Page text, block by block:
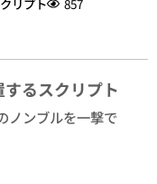
るスクリプト
ノンブルを一撃で